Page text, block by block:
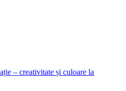
– creativitate și culoare la